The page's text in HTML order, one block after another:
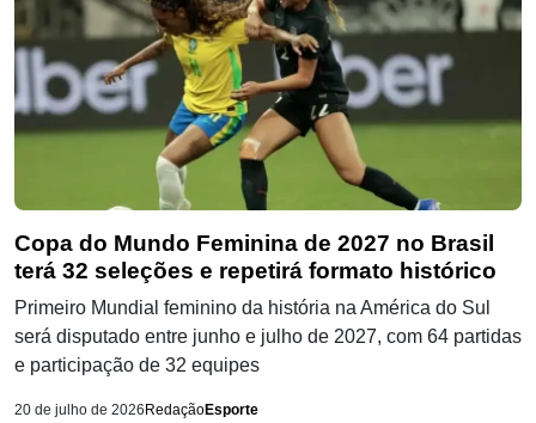
Copa do Mundo Feminina de 2027 no Brasil
terá 32 seleções e repetirá formato histórico
Primeiro Mundial feminino da história na América do Sul
será disputado entre junho e julho de 2027, com 64 partidas
e participação de 32 equipes
20 de julho de 2026 RedaçãoEsporte